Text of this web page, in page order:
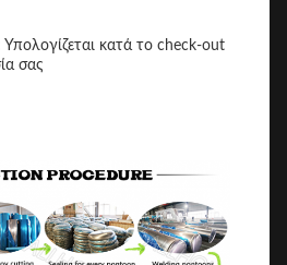
κατά το check-out
σας